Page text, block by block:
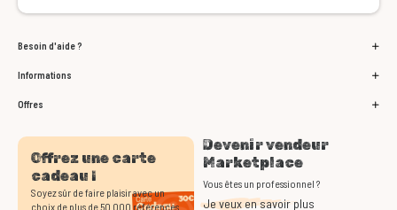
Besoin d'aide ?
Informations
Offres
Offrez une carte
cadeau !
Soyez sûr de faire plaisir avec un
choix de plus de 50 000 références
Devenir vendeur
Marketplace
Vous êtes un professionnel ?
Je veux en savoir plus